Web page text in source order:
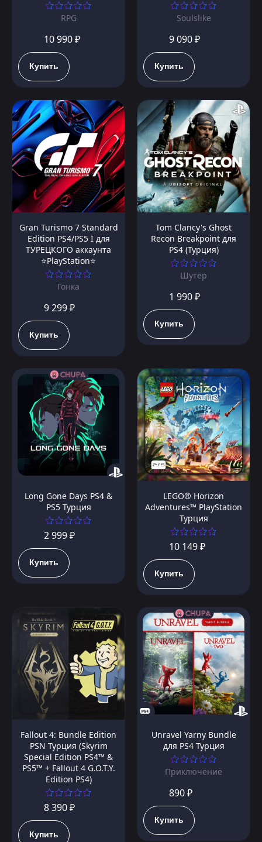
RPG
10 990 ₽
Купить
Soulslike
9 090 ₽
Купить
Gran Turismo 7 Standard
Edition PS4/PS5 I для
ТУРЕЦКОГО аккаунта
⭐PlayStation⭐
Гонка
9 299 ₽
Купить
Tom Clancy's Ghost
Recon Breakpoint для
PS4 (Турция)
Шутер
1 990 ₽
Купить
Long Gone Days PS4 &
PS5 Турция
2 999 ₽
Купить
LEGO® Horizon
Adventures™ PlayStation
Турция
10 149 ₽
Купить
Fallout 4: Bundle Edition
PSN Турция (Skyrim
Special Edition PS4™ &
PS5™ + Fallout 4 G.O.T.Y.
Edition PS4)
8 390 ₽
Купить
Unravel Yarny Bundle
для PS4 Турция
Приключение
890 ₽
Купить